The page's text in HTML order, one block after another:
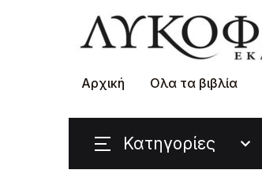
Αρχική Ολα τα βιβλία
Κατηγορίες